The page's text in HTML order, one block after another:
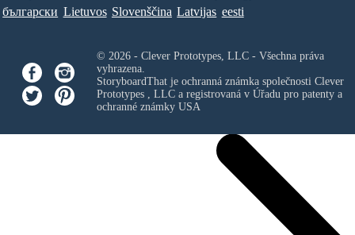
български Lietuvos Slovenščina Latvijas eesti
© 2026 - Clever Prototypes, LLC - Všechna práva
vyhrazena.
StoryboardThat je ochranná známka společnosti Clever
Prototypes , LLCa registrovaná v Úřadu pro patenty a
ochranné známky USA